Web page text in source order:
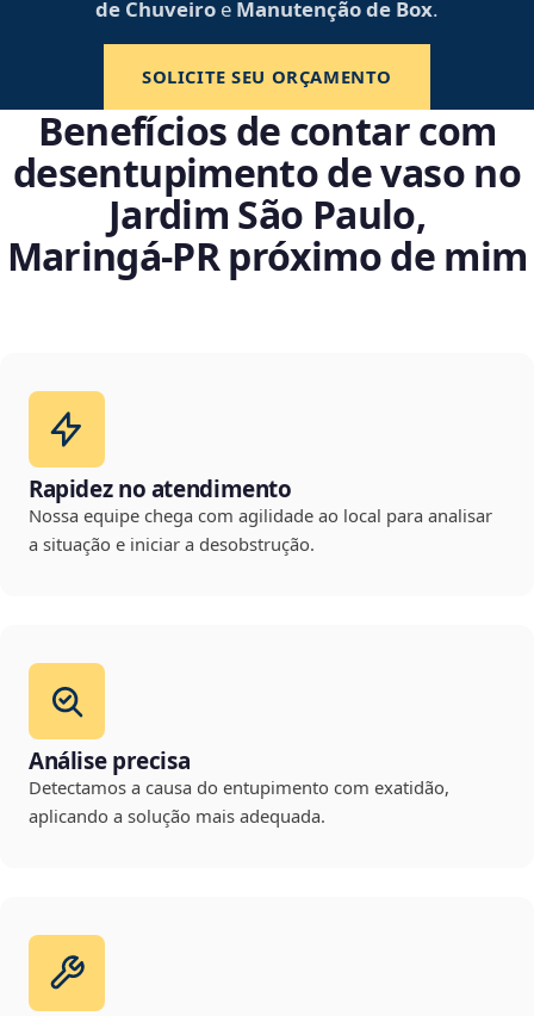
de Chuveiro e Manutenção de Box.
SOLICITE SEU ORÇAMENTO
Benefícios de contar com
desentupimento de vaso no
Jardim São Paulo,
Maringá‑PR próximo de mim
Rapidez no atendimento
Nossa equipe chega com agilidade ao local para analisar
a situação e iniciar a desobstrução.
Análise precisa
Detectamos a causa do entupimento com exatidão,
aplicando a solução mais adequada.